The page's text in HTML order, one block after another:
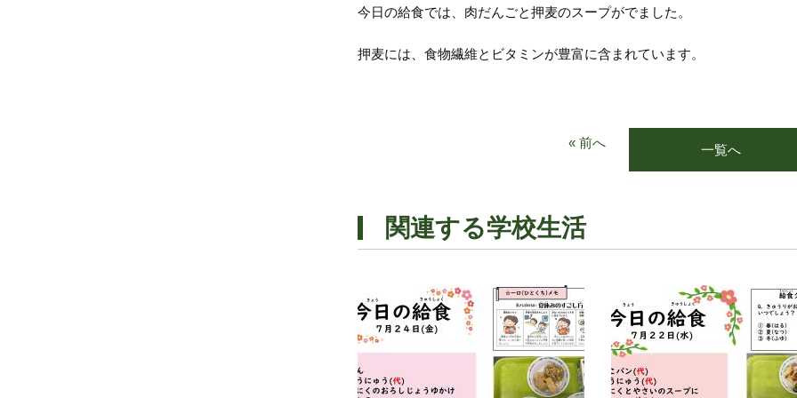
今日の給食では、肉だんごと押麦のスープがでました。
押麦には、食物繊維とビタミンが豊富に含まれています。
« 前へ 一覧へ
関連する学校生活